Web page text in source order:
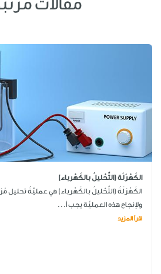
مقالات
الكَهْرَلَة (التَّحْليلُ بالكَهْرباء)
الكَهْرَلَةُ (التَّحْليلُ بالكَهْرباء) هي عمليَّةُ تحليل
ولإنجاح هذه العمليَّة يجب أ...
اقرأ المزيد